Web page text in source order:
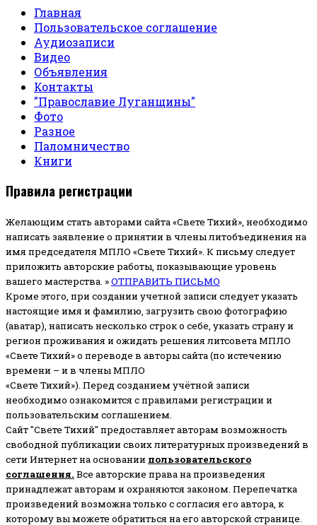
Главная
Пользовательское соглашение
Аудиозаписи
Видео
Объявления
Контакты
"Православие Луганщины"
Фото
Разное
Паломничество
Книги
Правила регистрации
Желающим стать авторами сайта «Свете Тихий», необходимо
написать заявление о принятии в члены литобъединения на
имя председателя МПЛО «Свете Тихий». К письму следует
приложить авторские работы, показывающие уровень
вашего мастерства. »ОТПРАВИТЬ ПИСЬМО
Кроме этого, при создании учетной записи следует указать
настоящие имя и фамилию, загрузить свою фотографию
(аватар), написать несколько строк о себе, указать страну и
регион проживания и ожидать решения литсовета МПЛО
«Свете Тихий» о переводе в авторы сайта (по истечению
времени – и в члены МПЛО
«Свете Тихий»). Перед созданием учётной записи
необходимо ознакомится с правилами регистрации и
пользовательским соглашением.
Сайт "Свете Тихий" предоставляет авторам возможность
свободной публикации своих литературных произведений в
сети Интернет на основании пользовательского
соглашения. Все авторские права на произведения
принадлежат авторам и охраняются законом. Перепечатка
произведений возможна только с согласия его автора, к
которому вы можете обратиться на его авторской странице.